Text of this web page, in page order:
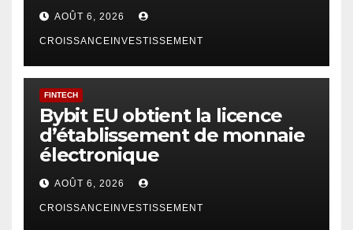
AOÛT 6, 2026
CROISSANCEINVESTISSEMENT
FINTECH
Bybit EU obtient la licence
d’établissement de monnaie
électronique
AOÛT 6, 2026
CROISSANCEINVESTISSEMENT